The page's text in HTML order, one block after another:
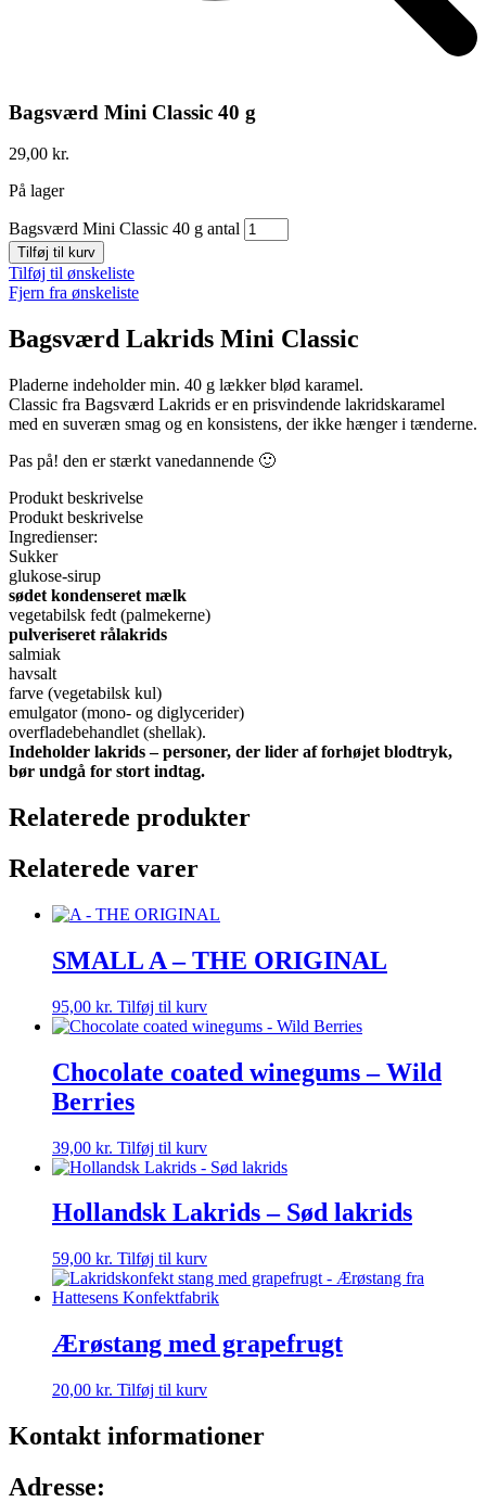
Bagsværd Mini Classic 40 g
29,00 kr.
På lager
Bagsværd Mini Classic 40 g antal
Tilføj til kurv
Tilføj til ønskeliste
Fjern fra ønskeliste
Bagsværd Lakrids Mini Classic
Pladerne indeholder min. 40 g lækker blød karamel.
Classic fra Bagsværd Lakrids er en prisvindende lakridskaramel
med en suveræn smag og en konsistens, der ikke hænger i tænderne.
Pas på! den er stærkt vanedannende 🙂
Produkt beskrivelse
Produkt beskrivelse
Ingredienser:
Sukker
glukose-sirup
sødet kondenseret mælk
vegetabilsk fedt (palmekerne)
pulveriseret rålakrids
salmiak
havsalt
farve (vegetabilsk kul)
emulgator (mono- og diglycerider)
overfladebehandlet (shellak).
Indeholder lakrids – personer, der lider af forhøjet blodtryk,
bør undgå for stort indtag.
Relaterede produkter
Relaterede varer
SMALL A – THE ORIGINAL
95,00 kr. Tilføj til kurv
Chocolate coated winegums – Wild
Berries
39,00 kr. Tilføj til kurv
Hollandsk Lakrids – Sød lakrids
59,00 kr. Tilføj til kurv
Ærøstang med grapefrugt
20,00 kr. Tilføj til kurv
Kontakt informationer
Adresse: